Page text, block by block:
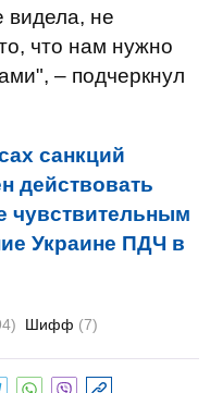
видела, не
что нам нужно
– подчеркнул
санкций
действовать
чувствительным
Украине ПДЧ в
Шифф (7)